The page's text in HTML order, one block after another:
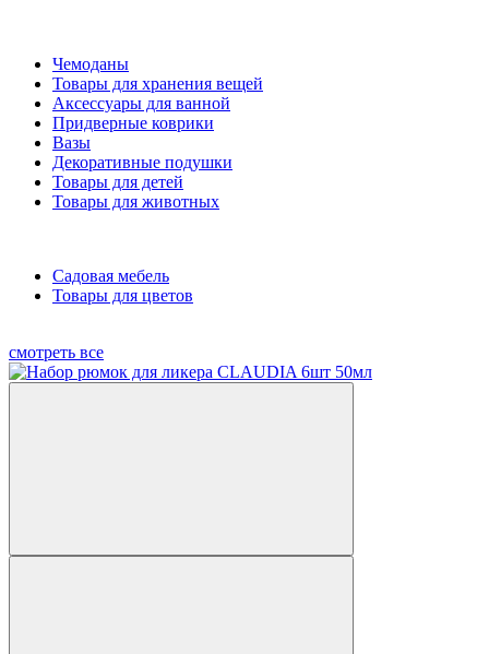
Чемоданы
Товары для хранения вещей
Аксессуары для ванной
Придверные коврики
Вазы
Декоративные подушки
Товары для детей
Товары для животных
Садовая мебель
Товары для цветов
смотреть все